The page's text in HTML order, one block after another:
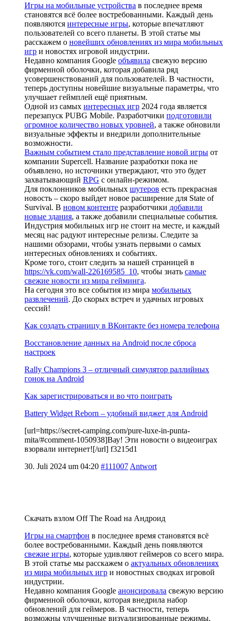
Игры на мобильные устройства в последнее время
становятся всё более востребованными. Каждый день
появляются интересные игры, которые впечатляют
пользователей со всего планеты. В этой статье мы
расскажем о новейших обновлениях из мира мобильных
игр и новостях игровой индустрии.
Недавно компания Google объявила свежую версию
фирменной оболочки, которая добавила ряд
усовершенствований для пользователей. В частности,
теперь доступны новейшие визуальные параметры, что
улучшает геймплей ещё приятным.
Одной из самых интересных игр 2024 года является
перезапуск PUBG Mobile. Разработчики подготовили
огромное количество новых уровней, а также обновили
визуальные эффекты и внедрили дополнительные
возможности.
Важным событием стало представление новой игры от
компании Supercell. Название разработки пока не
объявлено, но источники утверждают, что это будет
захватывающий RPG с онлайн-режимом.
Для поклонников мобильных шутеров есть прекрасная
новость – скоро выйдет новое расширение для State of
Survival. В новом контенте разработчики добавили
новые здания, а также добавили специальные события.
Индустрия мобильных игр не стоит на месте, и каждый
месяц нас радуют интересные релизы. Следите за
нашими обзорами, чтобы узнать первыми о самых
интересных обновлениях и событиях.
Кроме того, стоит следить за нашей страницей в
https://vk.com/wall-226169585_10, чтобы знать самые
свежие новости из мира гейминга.
На сегодня это все события из мира мобильных
развлечений. До скорых встреч и удачных игровых
сессий!
Как создать страницу в ВКонтакте без номера телефона
Восстановление данных на Android после сброса
настроек
Rally Champions 3 – отличный симулятор раллийных
гонок на Android
Как зарегистрироваться и во что поиграть
Battery Widget Reborn – удобный виджет для Android
[url=https://secret-camping.com/pure-luxe-in-punta-
mita/#comment-1050938]Вау! Эти новости о видеоиграх
взорвали интернет![/url] f3215d1
30. Juli 2024 um 04:20 #111007 Antwort
Скачать взлом Off The Road на Андроид
Игры на смартфон в последнее время становятся всё
более востребованными. Каждый день появляются
свежие игры, которые удивляют геймеров со всего мира.
В этой статье мы расскажем о актуальных обновлениях
из мира мобильных игр и новостных сводках игровой
индустрии.
Недавно компания Google анонсировала свежую версию
фирменной оболочки, которая внедрила набор
обновлений для геймеров. В частности, теперь
возможны улучшенные визуализированные режимы,